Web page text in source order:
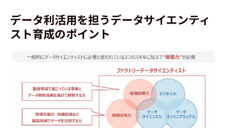
データ利活用を担うデータサイエンティ
スト育成のポイント